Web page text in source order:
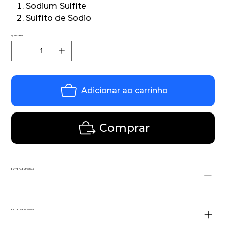
Sodium Sulfite
Sulfito de Sodio
Quantidade
Adicionar ao carrinho
Comprar
ENTREGA EM 20 DIAS
ENTREGA EM 20 DIAS